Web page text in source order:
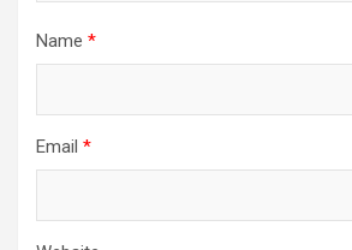
Name *
Email *